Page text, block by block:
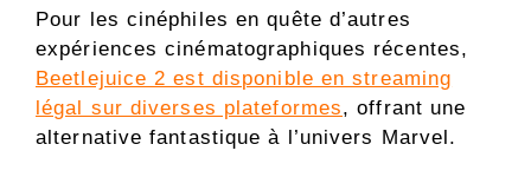
Pour les cinéphiles en quête d’autres
expériences cinématographiques récentes,
Beetlejuice 2 est disponible en streaming
légal sur diverses plateformes, offrant une
alternative fantastique à l’univers Marvel.